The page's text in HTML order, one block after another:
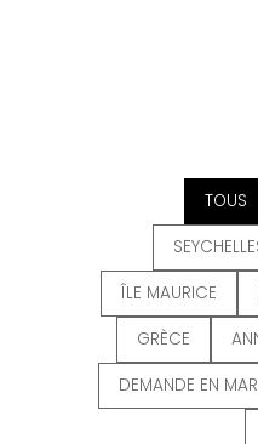
TOUS
ÎLE MAURICE
GRÈCE
DEMANDE EN